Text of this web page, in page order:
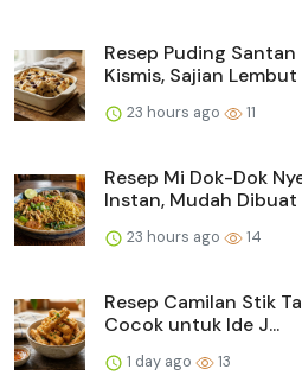
Resep Puding
Kismis, Sajian Lembut
23 hours ago 11
Resep Mi Dok-Dok
Instan, Mudah Dibuat
23 hours ago 14
Resep Camilan Stik
Cocok untuk Ide J...
1 day ago 13